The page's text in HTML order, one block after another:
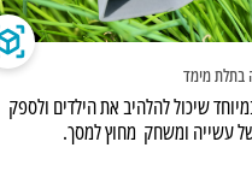
בתלת מימד
שיכול להלהיב את הילדים ולספק
עשייה ומשחק מחוץ למסך.